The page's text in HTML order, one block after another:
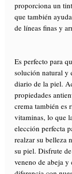
proporciona un
que también
de líneas finas y
Es perfecto para
solución natural y
diario de la piel.
propiedades
crema también es
vitaminas, lo que
elección perfecta
realzar su belleza
su piel. Disfrute
veneno de abeja y